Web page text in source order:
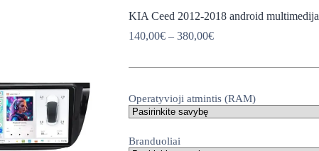
KIA Ceed 2012-2018 android multimedija
140,00€ – 380,00€Price
Operatyvioji atmintis (RAM)
Branduoliai